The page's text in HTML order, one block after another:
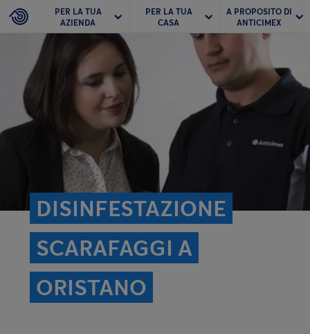
PER LA TUA
AZIENDA
PER LA TUA
CASA
A PROPOSITO DI
ANTICIMEX
DISINFESTAZIONE
SCARAFAGGI A
ORISTANO